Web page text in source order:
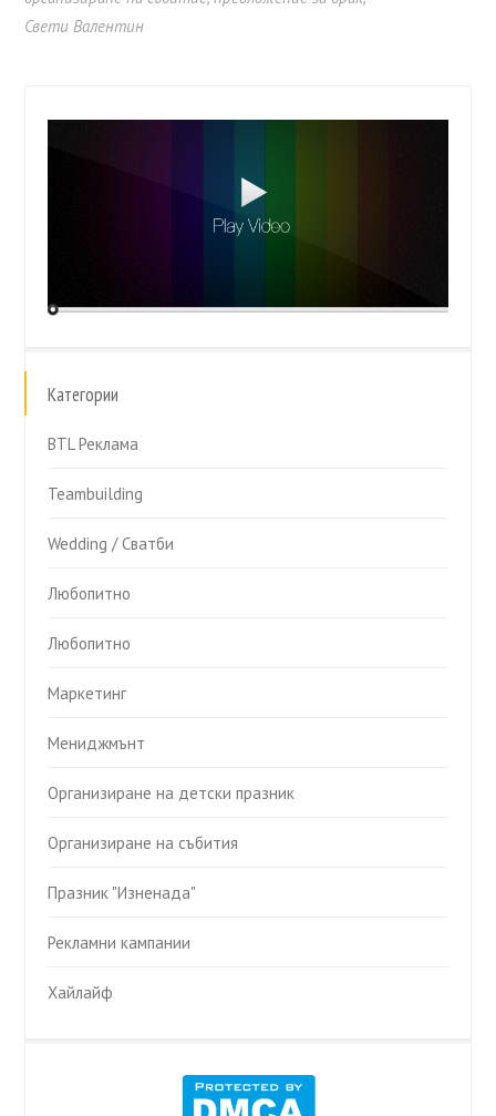
Свети Валентин
Категории
BTL Реклама
Teambuilding
Wedding / Сватби
Любопитно
Любопитно
Маркетинг
Мениджмънт
Организиране на детски празник
Организиране на събития
Празник "Изненада"
Рекламни кампании
Хайлайф